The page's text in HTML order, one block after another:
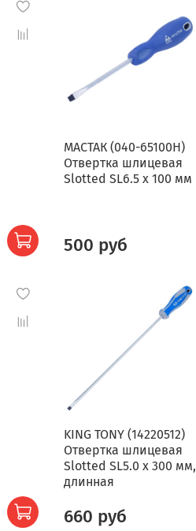
МАСТАК (040-65100H)
Отвертка шлицевая
Slotted SL6.5 x 100 мм
500 руб
KING TONY (14220512)
Отвертка шлицевая
Slotted SL5.0 x 300 мм,
длинная
660 руб